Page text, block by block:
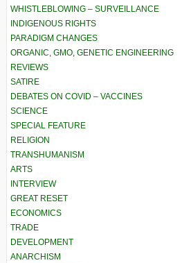
WHISTLEBLOWING – SURVEILLANCE
INDIGENOUS RIGHTS
PARADIGM CHANGES
ORGANIC, GMO, GENETIC ENGINEERING
REVIEWS
SATIRE
DEBATES ON COVID – VACCINES
SCIENCE
SPECIAL FEATURE
RELIGION
TRANSHUMANISM
ARTS
INTERVIEW
GREAT RESET
ECONOMICS
TRADE
DEVELOPMENT
ANARCHISM